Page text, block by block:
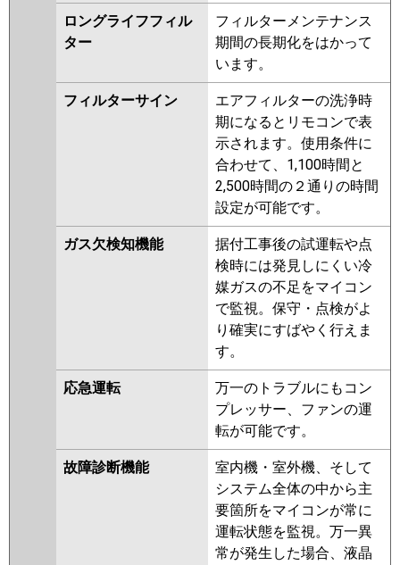
ロングライフフィル
ター
フィルターメンテナンス
期間の長期化をはかって
います。
フィルターサイン
エアフィルターの洗浄時
期になるとリモコンで表
示されます。使用条件に
合わせて、1,100時間と
2,500時間の２通りの時間
設定が可能です。
ガス欠検知機能
据付工事後の試運転や点
検時には発見しにくい冷
媒ガスの不足をマイコン
で監視。保守・点検がよ
り確実にすばやく行えま
す。
応急運転
万一のトラブルにもコン
プレッサー、ファンの運
転が可能です。
故障診断機能
室内機・室外機、そして
システム全体の中から主
要箇所をマイコンが常に
運転状態を監視。万一異
常が発生した場合、液晶